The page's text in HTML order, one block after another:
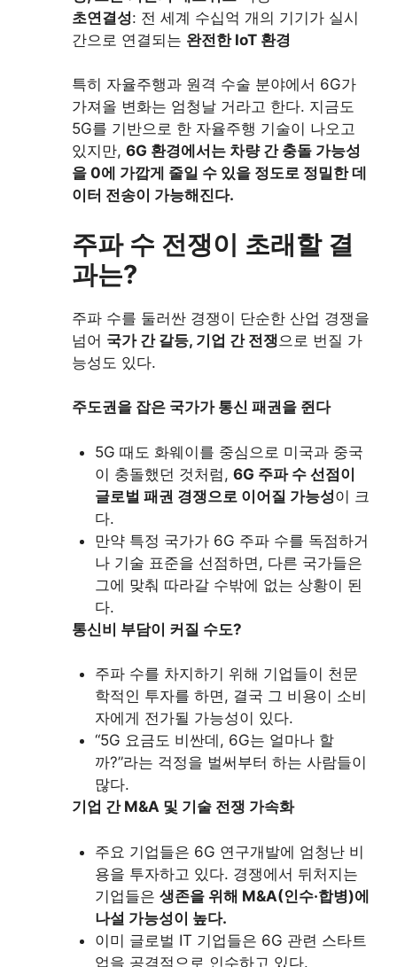
초연결성: 전 세계 수십억 개의 기기가 실시
간으로 연결되는 완전한 IoT 환경
특히 자율주행과 원격 수술 분야에서 6G가
가져올 변화는 엄청날 거라고 한다. 지금도
5G를 기반으로 한 자율주행 기술이 나오고
있지만, 6G 환경에서는 차량 간 충돌 가능성
을 0에 가깝게 줄일 수 있을 정도로 정밀한 데
이터 전송이 가능해진다.
주파 수 전쟁이 초래할 결
과는?
주파 수를 둘러싼 경쟁이 단순한 산업 경쟁을
넘어 국가 간 갈등, 기업 간 전쟁으로 번질 가
능성도 있다.
주도권을 잡은 국가가 통신 패권을 쥔다
5G 때도 화웨이를 중심으로 미국과 중국
이 충돌했던 것처럼, 6G 주파 수 선점이
글로벌 패권 경쟁으로 이어질 가능성이 크
다.
만약 특정 국가가 6G 주파 수를 독점하거
나 기술 표준을 선점하면, 다른 국가들은
그에 맞춰 따라갈 수밖에 없는 상황이 된
다.
통신비 부담이 커질 수도?
주파 수를 차지하기 위해 기업들이 천문
학적인 투자를 하면, 결국 그 비용이 소비
자에게 전가될 가능성이 있다.
“5G 요금도 비싼데, 6G는 얼마나 할
까?”라는 걱정을 벌써부터 하는 사람들이
많다.
기업 간 M&A 및 기술 전쟁 가속화
주요 기업들은 6G 연구개발에 엄청난 비
용을 투자하고 있다. 경쟁에서 뒤처지는
기업들은 생존을 위해 M&A(인수·합병)에
나설 가능성이 높다.
이미 글로벌 IT 기업들은 6G 관련 스타트
업을 공격적으로 인수하고 있다.